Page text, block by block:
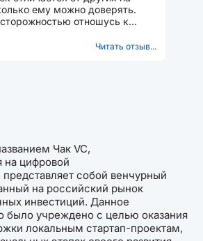
ему можно доверять.
отношусь к
Читать отзыв...
Чак VC,
цифровой
собой венчурный
на российский рынок
инвестиций. Данное
было учреждено с целью оказания
локальным стартап-проектам,